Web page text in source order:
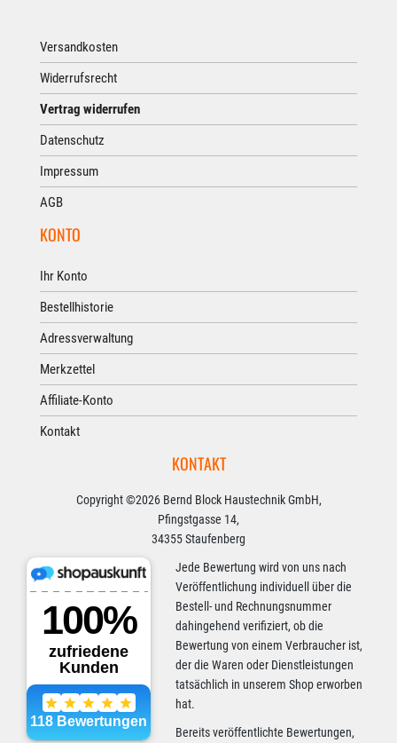
Versandkosten
Widerrufsrecht
Vertrag widerrufen
Datenschutz
Impressum
AGB
KONTO
Ihr Konto
Bestellhistorie
Adressverwaltung
Merkzettel
Affiliate-Konto
Kontakt
KONTAKT
Copyright ©2026 Bernd Block Haustechnik GmbH,
Pfingstgasse 14,
34355 Staufenberg
Jede Bewertung wird von uns nach
Veröffentlichung individuell über die
Bestell- und Rechnungsnummer
dahingehend verifiziert, ob die
Bewertung von einem Verbraucher ist,
der die Waren oder Dienstleistungen
tatsächlich in unserem Shop erworben
hat.
Bereits veröffentlichte Bewertungen,